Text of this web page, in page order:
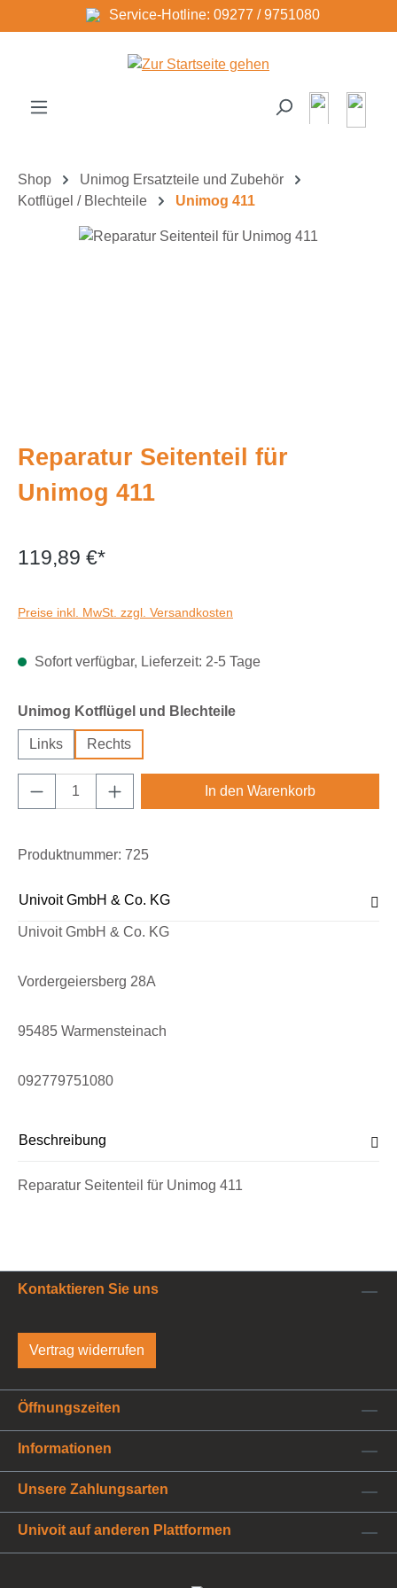
Zum Hauptinhalt springenService-Hotline: 09277 / 9751080
Shop
Unimog Ersatzteile und Zubehör
Kotflügel / Blechteile
Unimog 411
Bildergalerie überspringen
Reparatur Seitenteil für
Unimog 411
119,89 €*
Preise inkl. MwSt. zzgl. Versandkosten
Sofort verfügbar, Lieferzeit: 2-5 Tage
Unimog Kotflügel und Blechteileauswählen
Links Rechts
Produkt Anzahl: Gib den gewünschten
In den Warenkorb
Produktnummer: 725
Univoit GmbH & Co. KG
Univoit GmbH & Co. KG
Vordergeiersberg 28A
95485 Warmensteinach
092779751080
Beschreibung
Reparatur Seitenteil für Unimog 411
Kontaktieren Sie uns
Vertrag widerrufen
Öffnungszeiten
Informationen
Unsere Zahlungsarten
Univoit auf anderen Plattformen